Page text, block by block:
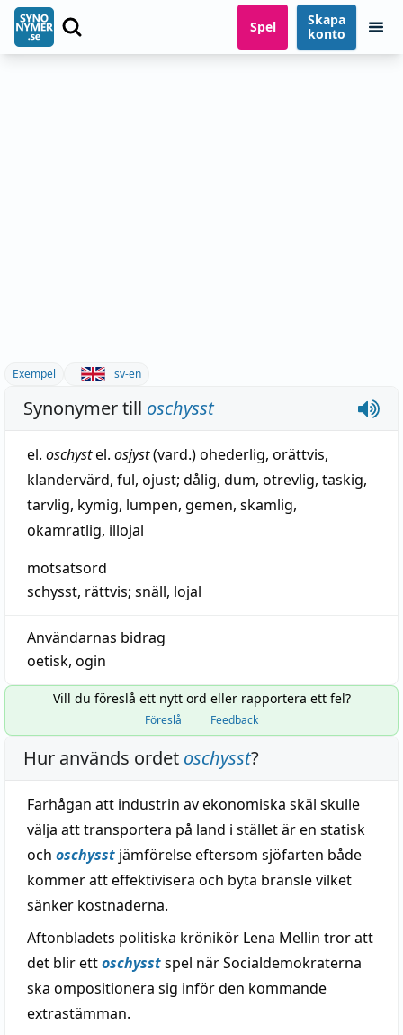
Spel
Skapa
konto
Exempel sv-en
Synonymer till oschysst
el. oschystel. osjyst(vard.)ohederlig, orättvis,
klandervärd, ful, ojust; dålig, dum, otrevlig, taskig,
tarvlig, kymig, lumpen, gemen, skamlig,
okamratlig, illojal
motsatsord
schysst, rättvis; snäll, lojal
Användarnas bidrag
oetisk, ogin
Vill du föreslå ett nytt ord eller rapportera ett fel?
Föreslå Feedback
Hur används ordet oschysst?
Farhågan att industrin av ekonomiska skäl skulle
välja att transportera på land i stället är en statisk
och oschysst jämförelse eftersom sjöfarten både
kommer att effektivisera och byta bränsle vilket
sänker kostnaderna.
Aftonbladets politiska krönikör Lena Mellin tror att
det blir ettoschysstspel när Socialdemokraterna
ska ompositionera sig inför den kommande
extrastämman.